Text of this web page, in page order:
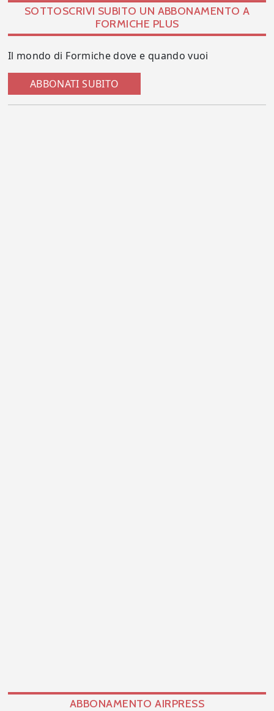
SOTTOSCRIVI SUBITO UN ABBONAMENTO A
FORMICHE PLUS
Il mondo di Formiche dove e quando vuoi
ABBONATI SUBITO
ABBONAMENTO AIRPRESS